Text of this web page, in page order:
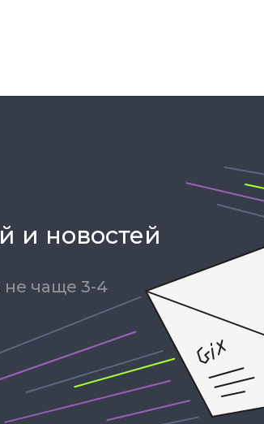
и новостей
не чаще 3-4